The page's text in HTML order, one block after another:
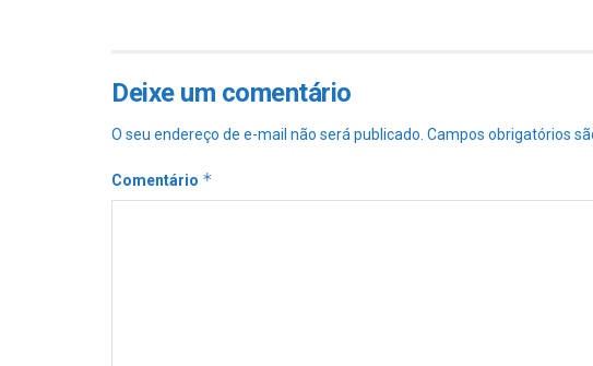
Deixe um comentário
O seu endereço de e-mail não será publicado. Campos obrigatórios
Comentário *